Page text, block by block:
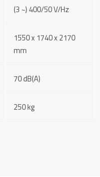
(3 ~) 400/50 V/Hz
1550 x 1740 x 2170
mm
70 dB(A)
250 kg